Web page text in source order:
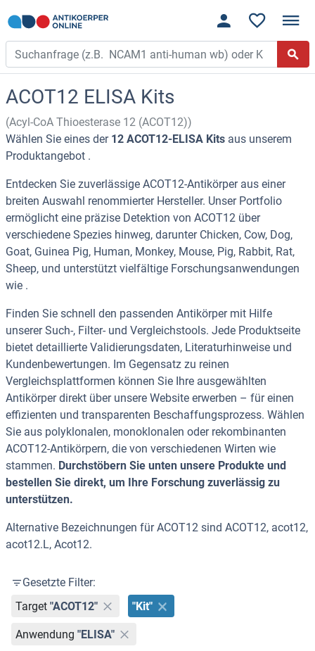
ACOT12 ELISA Kits
(Acyl-CoA Thioesterase 12 (ACOT12))
Wählen Sie eines der 12 ACOT12-ELISA Kits aus unserem
Produktangebot .
Entdecken Sie zuverlässige ACOT12-Antikörper aus einer
breiten Auswahl renommierter Hersteller. Unser Portfolio
ermöglicht eine präzise Detektion von ACOT12 über
verschiedene Spezies hinweg, darunter Chicken, Cow, Dog,
Goat, Guinea Pig, Human, Monkey, Mouse, Pig, Rabbit, Rat,
Sheep, und unterstützt vielfältige Forschungsanwendungen
wie .
Finden Sie schnell den passenden Antikörper mit Hilfe
unserer Such-, Filter- und Vergleichstools. Jede Produktseite
bietet detaillierte Validierungsdaten, Literaturhinweise und
Kundenbewertungen. Im Gegensatz zu reinen
Vergleichsplattformen können Sie Ihre ausgewählten
Antikörper direkt über unsere Website erwerben – für einen
effizienten und transparenten Beschaffungsprozess. Wählen
Sie aus polyklonalen, monoklonalen oder rekombinanten
ACOT12-Antikörpern, die von verschiedenen Wirten wie
stammen. Durchstöbern Sie unten unsere Produkte und
bestellen Sie direkt, um Ihre Forschung zuverlässig zu
unterstützen.
Alternative Bezeichnungen für ACOT12 sind ACOT12, acot12,
acot12.L, Acot12.
Gesetzte Filter:
Target "ACOT12" "Kit"
Anwendung "ELISA"